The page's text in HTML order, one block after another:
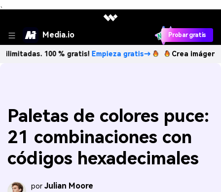
、
Media.io Probar gratis
100 % gratis! Empieza gratis→ Crea imágenes IA
Paletas de colores puce:
21 combinaciones con
códigos hexadecimales
por Julian Moore